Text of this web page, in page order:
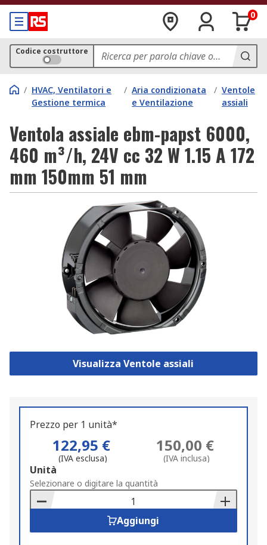
0
Codice costruttore
/ HVAC, Ventilatori e
Gestione termica
/ Aria condizionata
e Ventilazione
/ Ventole
assiali
Ventola assiale ebm-papst 6000,
460 m³/h, 24V cc 32 W 1.15 A 172
mm 150mm 51 mm
Visualizza Ventole assiali
Prezzo per 1 unità*
122,95 €
(IVA esclusa)
150,00 €
(IVA inclusa)
Add
to
Basket
Unità
Selezionare o digitare la quantità
Aggiungi